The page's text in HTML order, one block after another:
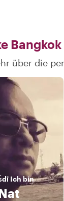
über die
Ich bin